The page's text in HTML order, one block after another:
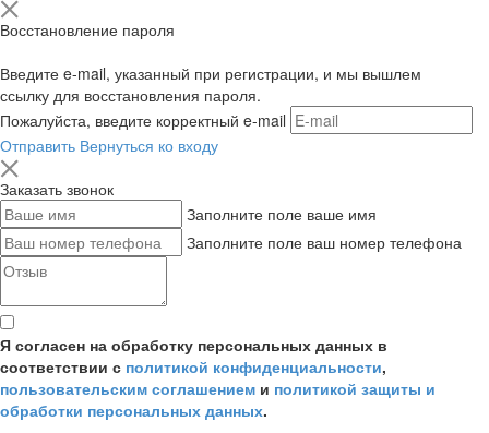
Восстановление пароля
Введите e-mail, указанный при регистрации, и мы вышлем
ссылку для восстановления пароля.
Пожалуйста, введите корректный e-mail
Отправить Вернуться ко входу
Заказать звонок
Заполните поле ваше имя
Заполните поле ваш номер телефона
Я согласен на обработку персональных данных в
соответствии с политикой конфиденциальности,
пользовательским соглашением и политикой защиты и
обработки персональных данных.